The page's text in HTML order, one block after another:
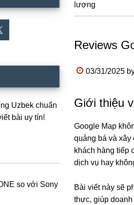
lượng
Reviews
03/31/2025
Giới thiệu
Google Map
quảng bá và
khách hàng tiếp
dịch vụ hay
Bài viết này sẽ
thực, giúp
Uzbek chuẩn
bài uy tín!
so với Sony